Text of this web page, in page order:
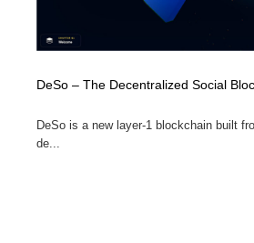
DeSo – The Decentralized Social
DeSo is a new layer-1 blockchain built
de...